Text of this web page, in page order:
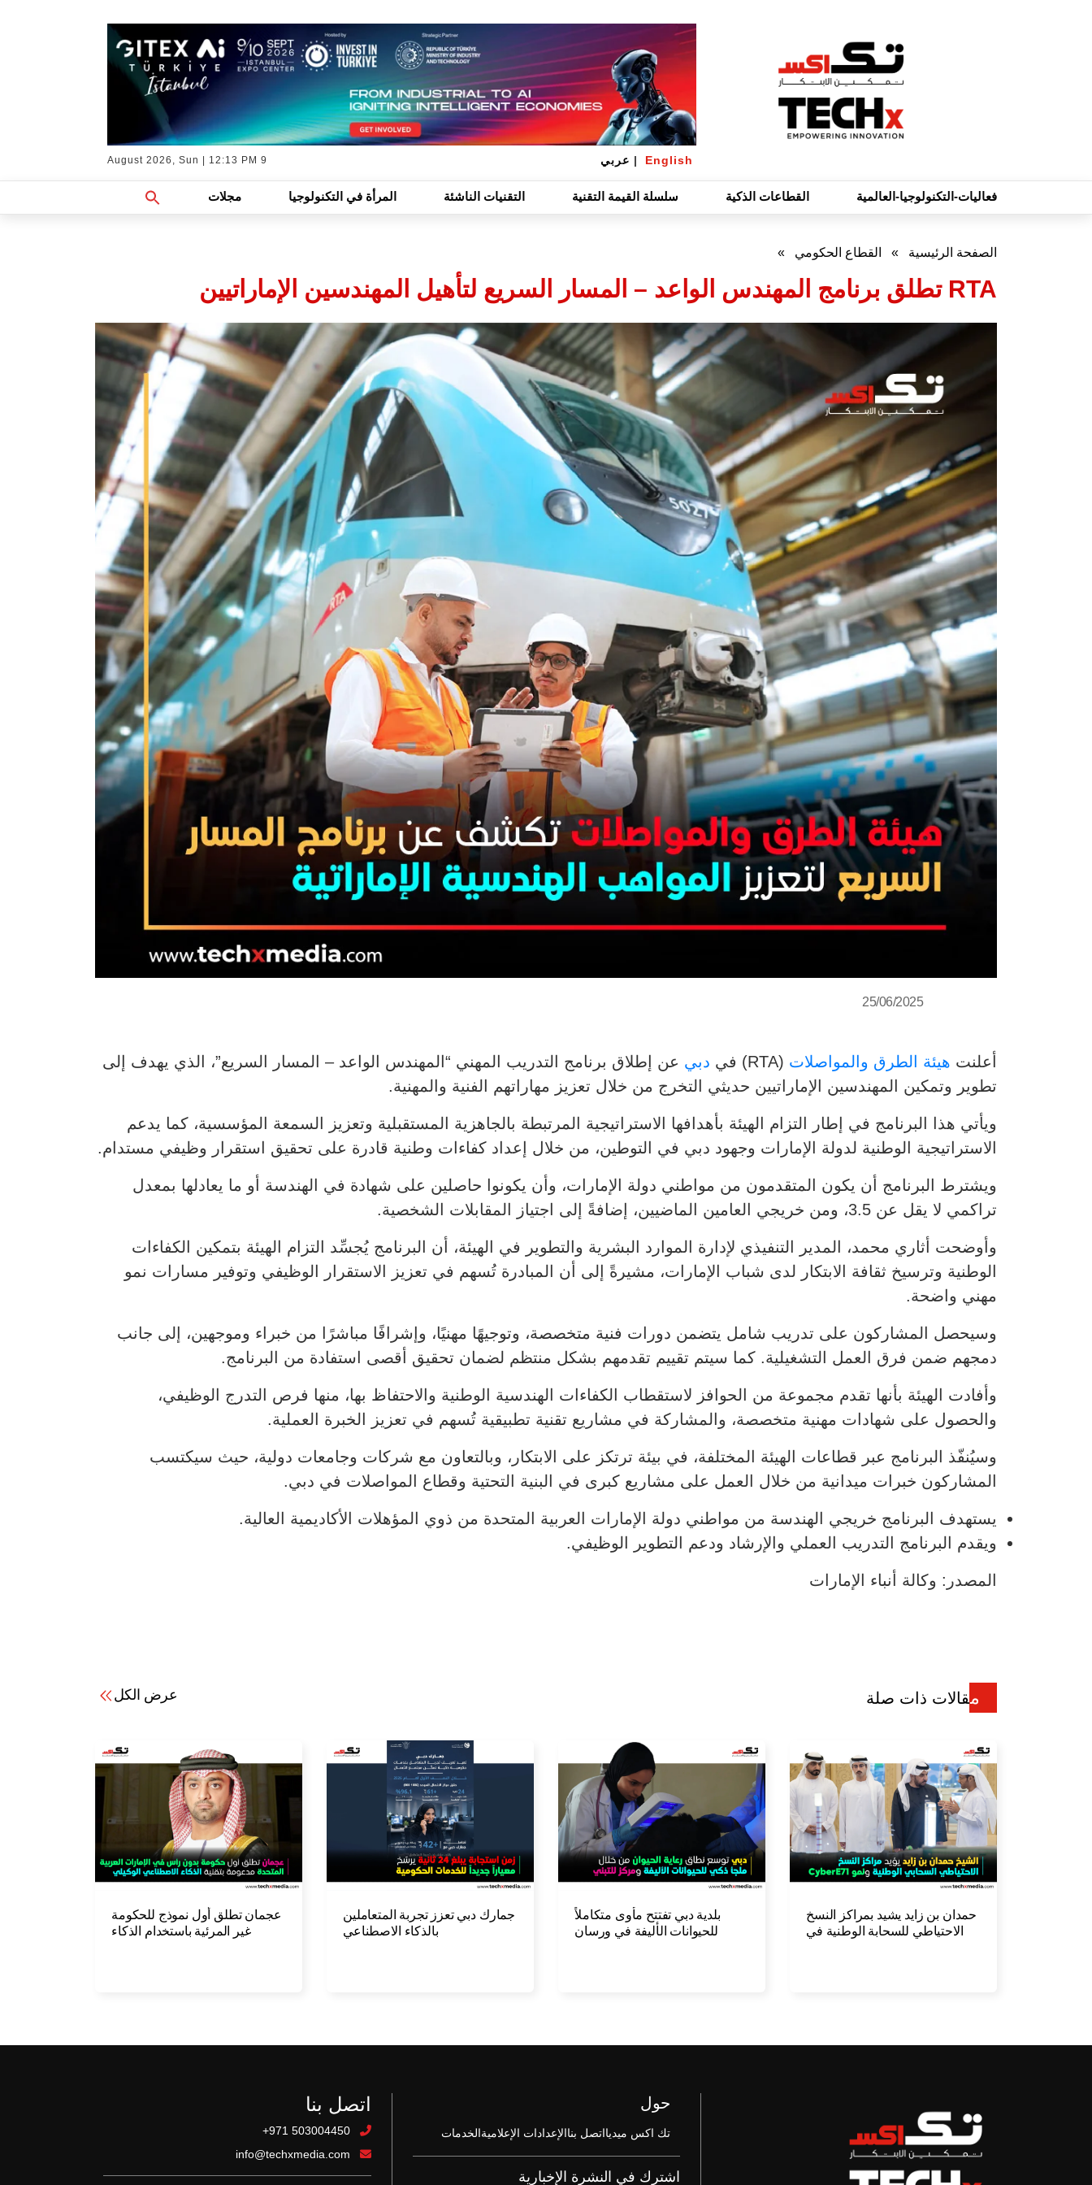
English
| عربي 9 August 2026, Sun | 12:13 PM
فعاليات-التكنولوجيا-العالمية القطاعات الذكية سلسلة القيمة التقنية التقنيات الناشئة المرأة في التكنولوجيا مجلات
Search
For:
Search Button
الصفحة الرئيسية » القطاع الحكومي »
RTA تطلق برنامج المهندس الواعد – المسار السريع لتأهيل المهندسين الإماراتيين
25/06/2025
أعلنت هيئة الطرق والمواصلات (RTA) في دبي عن إطلاق برنامج التدريب المهني “المهندس الواعد – المسار السريع”، الذي يهدف إلى
تطوير وتمكين المهندسين الإماراتيين حديثي التخرج من خلال تعزيز مهاراتهم الفنية والمهنية.
ويأتي هذا البرنامج في إطار التزام الهيئة بأهدافها الاستراتيجية المرتبطة بالجاهزية المستقبلية وتعزيز السمعة المؤسسية، كما يدعم
الاستراتيجية الوطنية لدولة الإمارات وجهود دبي في التوطين، من خلال إعداد كفاءات وطنية قادرة على تحقيق استقرار وظيفي مستدام.
ويشترط البرنامج أن يكون المتقدمون من مواطني دولة الإمارات، وأن يكونوا حاصلين على شهادة في الهندسة أو ما يعادلها بمعدل
تراكمي لا يقل عن 3.5، ومن خريجي العامين الماضيين، إضافةً إلى اجتياز المقابلات الشخصية.
وأوضحت أثاري محمد، المدير التنفيذي لإدارة الموارد البشرية والتطوير في الهيئة، أن البرنامج يُجسِّد التزام الهيئة بتمكين الكفاءات
الوطنية وترسيخ ثقافة الابتكار لدى شباب الإمارات، مشيرةً إلى أن المبادرة تُسهم في تعزيز الاستقرار الوظيفي وتوفير مسارات نمو
مهني واضحة.
وسيحصل المشاركون على تدريب شامل يتضمن دورات فنية متخصصة، وتوجيهًا مهنيًا، وإشرافًا مباشرًا من خبراء وموجهين، إلى جانب
دمجهم ضمن فرق العمل التشغيلية. كما سيتم تقييم تقدمهم بشكل منتظم لضمان تحقيق أقصى استفادة من البرنامج.
وأفادت الهيئة بأنها تقدم مجموعة من الحوافز لاستقطاب الكفاءات الهندسية الوطنية والاحتفاظ بها، منها فرص التدرج الوظيفي،
والحصول على شهادات مهنية متخصصة، والمشاركة في مشاريع تقنية تطبيقية تُسهم في تعزيز الخبرة العملية.
وسيُنفّذ البرنامج عبر قطاعات الهيئة المختلفة، في بيئة ترتكز على الابتكار، وبالتعاون مع شركات وجامعات دولية، حيث سيكتسب
المشاركون خبرات ميدانية من خلال العمل على مشاريع كبرى في البنية التحتية وقطاع المواصلات في دبي.
يستهدف البرنامج خريجي الهندسة من مواطني دولة الإمارات العربية المتحدة من ذوي المؤهلات الأكاديمية العالية.
ويقدم البرنامج التدريب العملي والإرشاد ودعم التطوير الوظيفي.
المصدر: وكالة أنباء الإمارات
مقالات ذات صلة عرض الكل
حمدان بن زايد يشيد بمراكز النسخ
الاحتياطي للسحابة الوطنية في
بلدية دبي تفتتح مأوى متكاملاً
للحيوانات الأليفة في ورسان
جمارك دبي تعزز تجربة المتعاملين
بالذكاء الاصطناعي
عجمان تطلق أول نموذج للحكومة
غير المرئية باستخدام الذكاء
حول
تك اكس ميديااتصل بناالإعدادات الإعلاميةالخدمات
اشترك في النشرة الإخبارية
اتصل بنا
+971 503004450
info@techxmedia.com